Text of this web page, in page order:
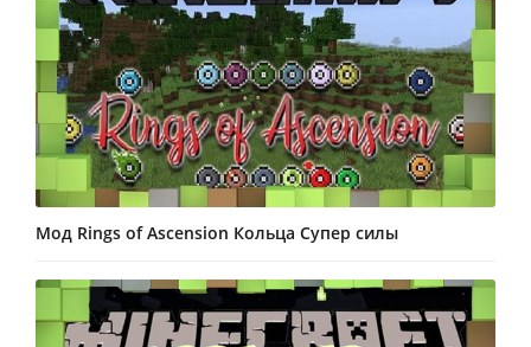
Мод Rings of Ascension Кольца Супер силы